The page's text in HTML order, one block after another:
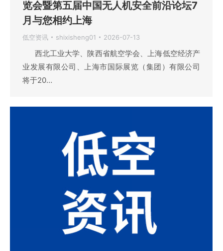
览会暨第五届中国无人机安全前沿论坛7
月与您相约上海
低空资讯 shixisheng01 2026-07-13
西北工业大学、陕西省航空学会、上海低空经济产
业发展有限公司、上海市国际展览（集团）有限公司
将于20…